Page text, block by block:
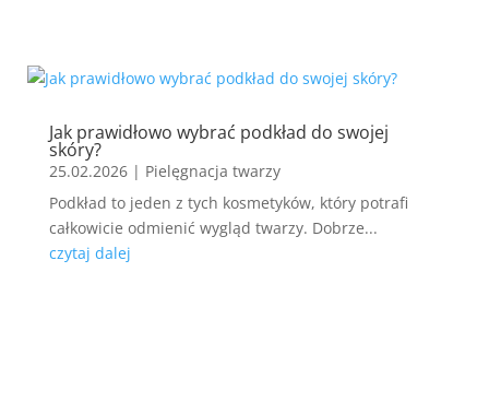
Jak prawidłowo wybrać podkład do swojej
skóry?
25.02.2026| Pielęgnacja twarzy
Podkład to jeden z tych kosmetyków, który potrafi
całkowicie odmienić wygląd twarzy. Dobrze...
czytaj dalej